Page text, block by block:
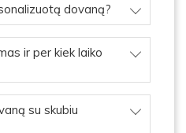
dovaną?
ir per kiek laiko
su skubiu